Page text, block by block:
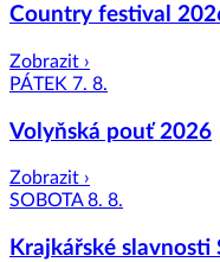
Country festival
Zobrazit ›
PÁTEK 7. 8.
Volyňská pouť 2026
Zobrazit ›
SOBOTA 8. 8.
Krajkářské slavnosti